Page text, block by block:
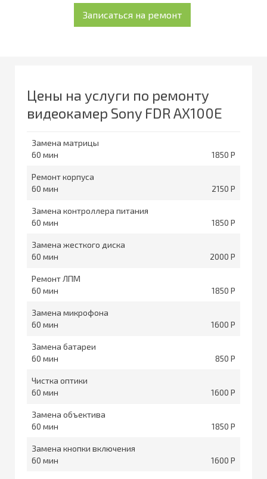
Цены на услуги по ремонту
видеокамер Sony FDR AX100E
Замена матрицы
60
1850
Ремонт корпуса
60
2150
Замена контроллера питания
60
1850
Замена жесткого диска
60
2000
Ремонт ЛПМ
60
1850
Замена микрофона
60
1600
Замена батареи
60
850
Чистка оптики
60
1600
Замена объектива
60
1850
Замена кнопки включения
60
1600